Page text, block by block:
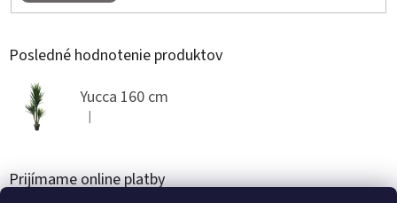
Posledné hodnotenie produktov
Yucca 160 cm
Hodnotenie produktu je 5 z 5 hviezdičiek.
|
Prijímame online platby